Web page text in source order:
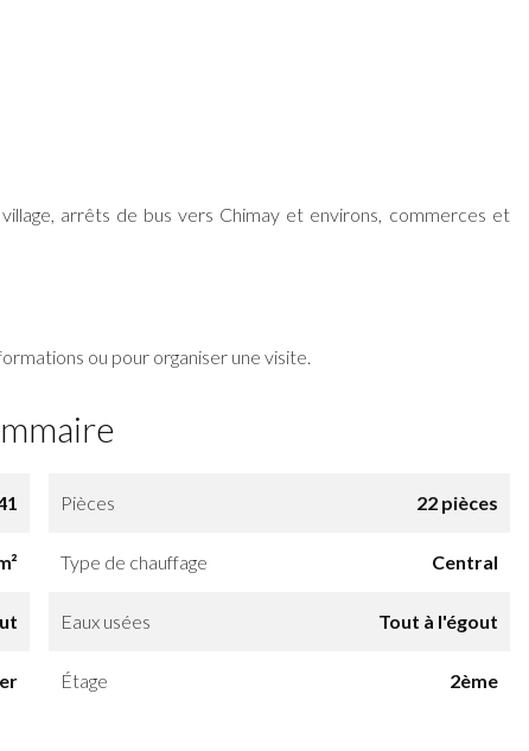
arrêts de bus vers Chimay et environs, commerces et
ou pour organiser une visite.
Pièces 22 pièces
Type de chauffage Central
Eaux usées Tout à l'égout
Étage 2ème